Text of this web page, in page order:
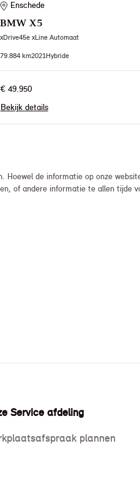
Enschede
BMW X5
xDrive45e xLine Automaat
79.884 km2021Hybride
€ 49.950
Bekijk details
Hoewel de informatie op onze
of andere informatie te allen tijde
Service afdeling
plannen